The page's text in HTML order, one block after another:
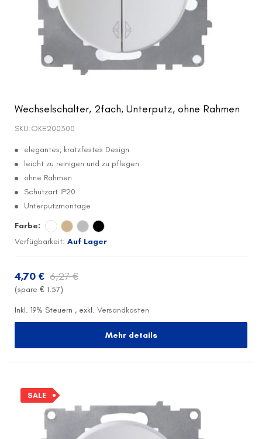
Wechselschalter, 2fach, Unterputz, ohne Rahmen
SKU:OKE200300
elegantes, kratzfestes Design
leicht zu reinigen und zu pflegen
ohne Rahmen
Schutzart IP20
Unterputzmontage
Farbe:
Verfügbarkeit: Auf Lager
4,70 € 6,27 €
(spare € 1.57)
Inkl. 19% Steuern , exkl. Versandkosten
Mehr details
SALE